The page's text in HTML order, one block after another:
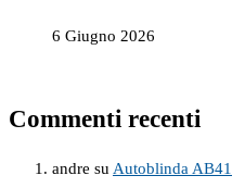
6 Giugno 2026
Commenti recenti
andre su Autoblinda AB41